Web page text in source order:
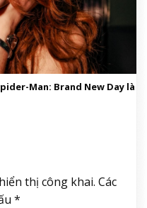
Man: Brand New Day là
thị công khai. Các
*